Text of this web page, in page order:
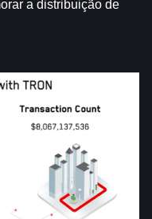
a distribuição de